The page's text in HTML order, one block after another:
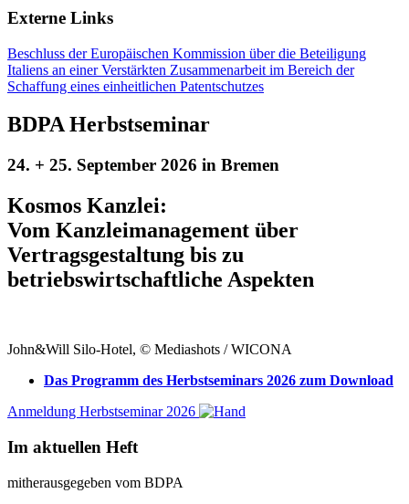
Externe Links
Beschluss der Europäischen Kommission über die Beteiligung
Italiens an einer Verstärkten Zusammenarbeit im Bereich der
Schaffung eines einheitlichen Patentschutzes
BDPA Herbstseminar
24. + 25. September 2026 in Bremen
Kosmos Kanzlei:
Vom Kanzleimanagement über
Vertragsgestaltung bis zu
betriebswirtschaftliche Aspekten
John&Will Silo-Hotel, © Mediashots / WICONA
Das Programm des Herbstseminars 2026 zum Download
Anmeldung Herbstseminar 2026
Im aktuellen Heft
mitherausgegeben vom BDPA